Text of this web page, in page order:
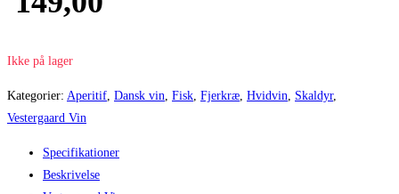
Ikke på lager
Kategorier: Aperitif Dansk vin Fisk Fjerkræ Hvidvin Skaldyr,
Vestergaard Vin
Specifikationer
Beskrivelse